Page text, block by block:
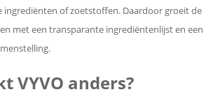
ingrediënten of zoetstoffen. Daardoor groeit de
met een transparante ingrediëntenlijst en een
VYVO anders?